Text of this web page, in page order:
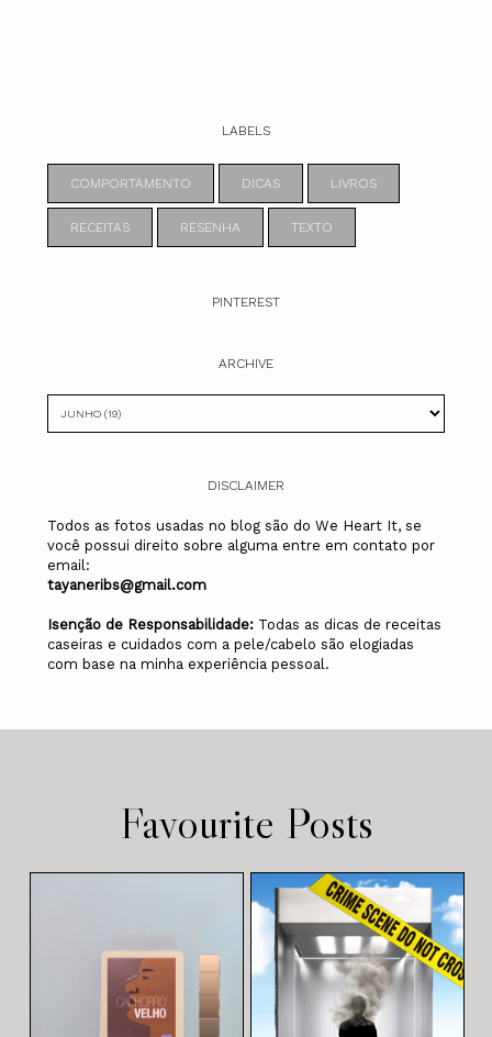
LABELS
COMPORTAMENTO DICAS LIVROS
RECEITAS RESENHA TEXTO
PINTEREST
ARCHIVE
DISCLAIMER
Todos as fotos usadas no blog são do We Heart It, se
você possui direito sobre alguma entre em contato por
email:
tayaneribs@gmail.com
Isenção de Responsabilidade: Todas as dicas de receitas
caseiras e cuidados com a pele/cabelo são elogiadas
com base na minha experiência pessoal.
Favourite Posts